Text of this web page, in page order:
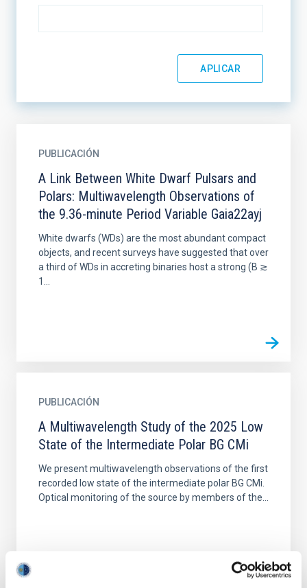
PUBLICACIÓN
A Link Between White Dwarf Pulsars and
Polars: Multiwavelength Observations of
the 9.36-minute Period Variable Gaia22ayj
White dwarfs (WDs) are the most abundant compact
objects, and recent surveys have suggested that over
a third of WDs in accreting binaries host a strong (B ≳
1...
PUBLICACIÓN
A Multiwavelength Study of the 2025 Low
State of the Intermediate Polar BG CMi
We present multiwavelength observations of the first
recorded low state of the intermediate polar BG CMi.
Optical monitoring of the source by members of the...